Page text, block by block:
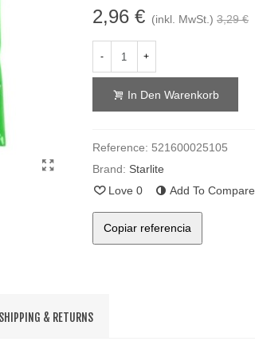
2,96 € (inkl. MwSt.) 3,29 €
- +
In Den Warenkorb
Reference: 521600025105
Brand: Starlite
Love 0 Add To Compare
Copiar referencia
SHIPPING & RETURNS